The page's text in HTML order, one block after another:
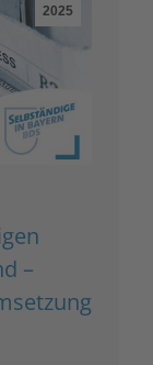
2025
–